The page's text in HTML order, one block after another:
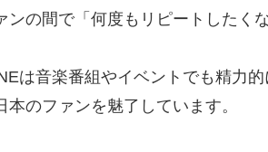
の間で「何度もリピートしたく
は音楽番組やイベントでも精力的
本のファンを魅了しています。